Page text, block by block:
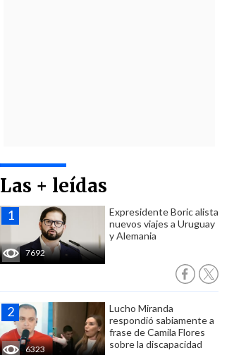
Las + leídas
7692
Expresidente Boric alista
nuevos viajes a Uruguay
y Alemania
6323
Lucho Miranda
respondió sabiamente a
frase de Camila Flores
sobre la discapacidad